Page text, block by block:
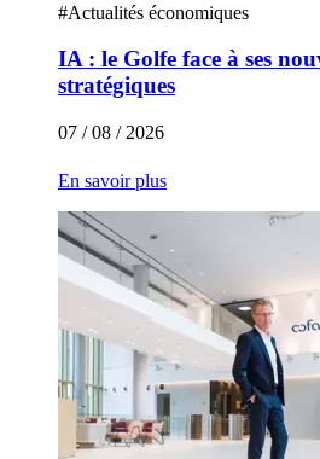
#Actualités économiques
IA : le Golfe face à ses
stratégiques
07 / 08 / 2026
En savoir plus